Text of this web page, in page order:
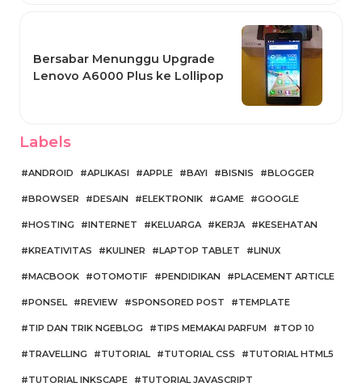
Bersabar Menunggu Upgrade
Lenovo A6000 Plus ke Lollipop
Labels
ANDROID APLIKASI APPLE BAYI BISNIS BLOGGER
BROWSER DESAIN ELEKTRONIK GAME GOOGLE
HOSTING INTERNET KELUARGA KERJA KESEHATAN
KREATIVITAS KULINER LAPTOP TABLET LINUX
MACBOOK OTOMOTIF PENDIDIKAN PLACEMENT ARTICLE
PONSEL REVIEW SPONSORED POST TEMPLATE
TIP DAN TRIK NGEBLOG TIPS MEMAKAI PARFUM TOP 10
TRAVELLING TUTORIAL TUTORIAL CSS TUTORIAL HTML5
TUTORIAL INKSCAPE TUTORIAL JAVASCRIPT